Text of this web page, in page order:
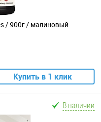
/ 900г / малиновый
Купить в 1 клик
В наличии